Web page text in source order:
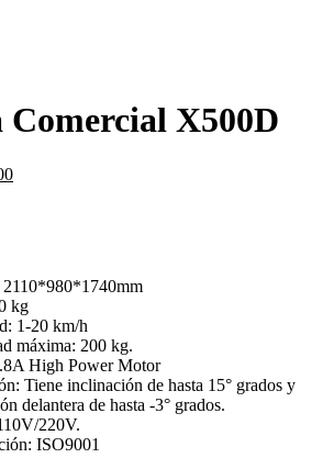
X500D
El
2110*980*1740mm
kg
1-20 km/h
máxima: 200 kg.
High Power Motor
Tiene inclinación de hasta 15° grados y
delantera de hasta -3° grados.
220V.
ISO9001